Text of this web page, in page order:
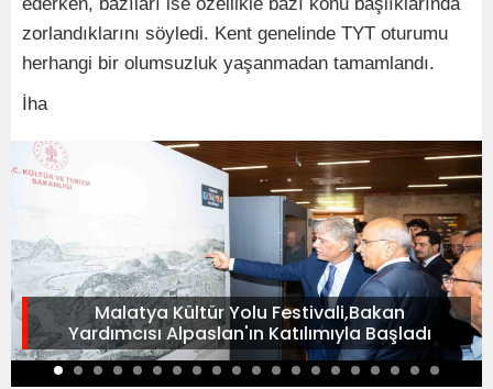
ederken, bazıları ise özellikle bazı konu başlıklarında
zorlandıklarını söyledi. Kent genelinde TYT oturumu
herhangi bir olumsuzluk yaşanmadan tamamlandı.
İha
Malatya Kültür Yolu Festivali,Bakan
Yardımcısı Alpaslan'ın Katılımıyla Başladı